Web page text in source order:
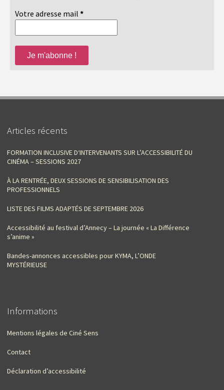
Votre adresse mail *
Articles récents
FORMATION INCLUSIVE D‘INTERVENANTS SUR L’ACCESSIBILITÉ DU
CINÉMA – SESSIONS 2027
À LA RENTRÉE, DEUX SESSIONS DE SENSIBILISATION DES
PROFESSIONNELS
LISTE DES FILMS ADAPTÉS DE SEPTEMBRE 2026
Accessibilité au festival d’Annecy – La journée « La Différence
s’anime »
Bandes-annonces accessibles pour KYMA, L’ONDE
MYSTÉRIEUSE
Informations
Mentions légales de Ciné Sens
Contact
Déclaration d’accessibilité